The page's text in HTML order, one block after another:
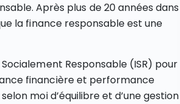
Après plus de 20 années dans
la finance responsable est une
Responsable (ISR) pour
financière et performance
moi d’équilibre et d’une gestion